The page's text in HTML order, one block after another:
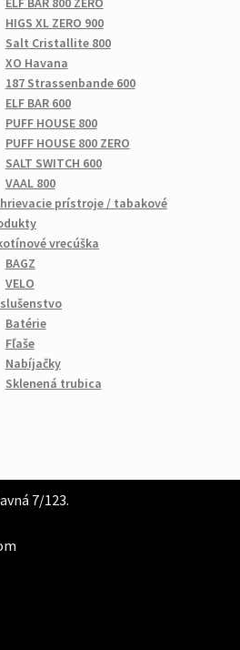
HIGS XL ZERO 900
Salt Cristallite 800
XO Havana
187 Strassenbande 600
ELF BAR 600
PUFF HOUSE 800
PUFF HOUSE 800 ZERO
SALT SWITCH 600
VAAL 800
prístroje / tabakové
vrecúška
BAGZ
VELO
Batérie
Fľaše
Nabíjačky
Sklenená trubica
7/123.